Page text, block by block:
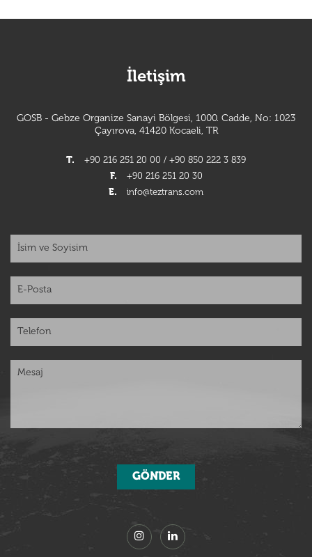
İletişim
GOSB - Gebze Organize Sanayi Bölgesi, 1000. Cadde, No: 1023
Çayırova, 41420 Kocaeli, TR
T.
+90 216 251 20 00 / +90 850 222 3 839
F.
+90 216 251 20 30
E.
info@teztrans.com